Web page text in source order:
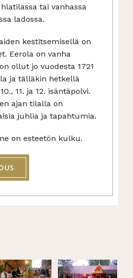
tai vanhassa
ladossa.
kestitsemisellä on
Eerola on vanha
ollut jo vuodesta 1721
ja tälläkin hetkellä
11. ja 12. isäntäpolvi.
ajan tilalla on
juhlia ja tapahtumia.
on esteetön kulku.